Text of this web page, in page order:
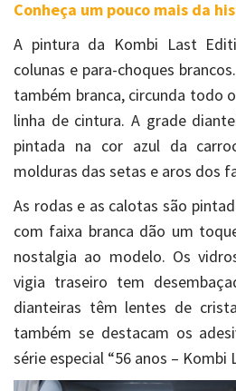
Conheça um pouco mais da
A pintura da Kombi Last
colunas e para-choques
também branca, circunda todo
linha de cintura. A grade
pintada na cor azul da
molduras das setas e aros dos
As rodas e as calotas são
com faixa branca dão um
nostalgia ao modelo. Os
vigia traseiro tem
dianteiras têm lentes de
também se destacam os
série especial “56 anos – Kombi